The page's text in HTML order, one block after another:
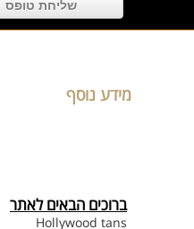
מידע נוסף
ברוכים הבאים לאתר
Hollywood tans